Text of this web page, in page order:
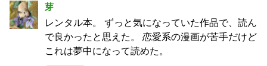
芽
レンタル本。 ずっと気になっていた作品で、読ん
で良かったと思えた。 恋愛系の漫画が苦手だけど
これは夢中になって読めた。